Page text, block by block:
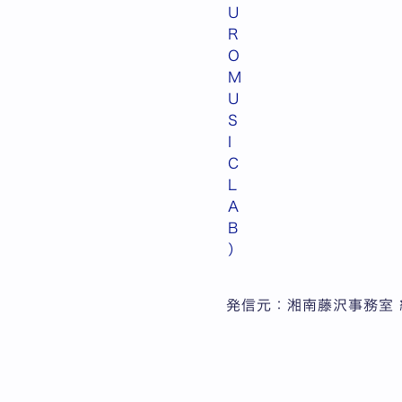
U
R
O
M
U
S
C
A
B
）
発信元：湘南藤沢事務室